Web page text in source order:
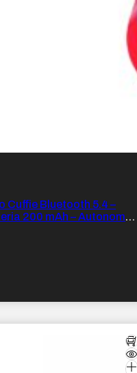
Cuffie Bluetooth 5.4 –
200 mAh – Autonomia